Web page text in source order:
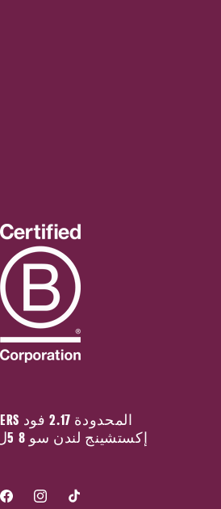
إكستشينج لندن سو 8 5ل المملكة المتحدة
فيسبوكانستقرام
تيك